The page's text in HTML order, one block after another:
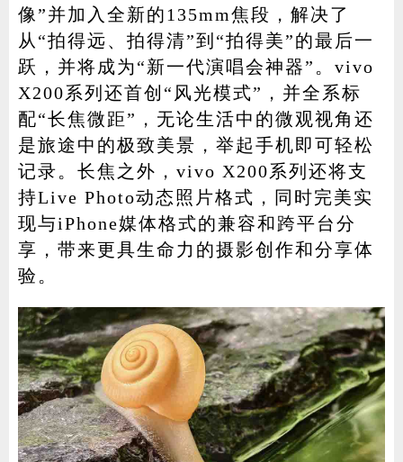
像”并加入全新的135mm焦段，解决了
从“拍得远、拍得清”到“拍得美”的最后一
跃，并将成为“新一代演唱会神器”。vivo
X200系列还首创“风光模式”，并全系标
配“长焦微距”，无论生活中的微观视角还
是旅途中的极致美景，举起手机即可轻松
记录。长焦之外，vivo X200系列还将支
持Live Photo动态照片格式，同时完美实
现与iPhone媒体格式的兼容和跨平台分
享，带来更具生命力的摄影创作和分享体
验。